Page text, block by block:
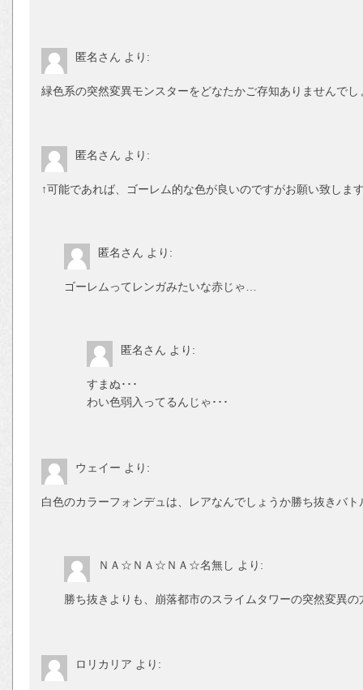
匿名さん より:
緑色系の突然変異モンスターをどなたかご存知ありませんでし
匿名さん より:
↑可能であれば、ゴーレム的な色が良いのですがお願い致しま
匿名さん より:
ゴーレムってレンガみたいな赤じゃ…
匿名さん より:
すまぬ･･･
わい色弱入ってるんじゃ･･･
ウェイー より:
白色のカラーフォンデュは、レアなんでしょうか勝ち抜きバ
ＮＡ☆ＮＡ☆ＮＡ☆名無し より:
勝ち抜きよりも、崩落都市のスライムタワーの突然変異
ロリカリア より: